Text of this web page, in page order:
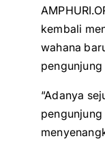
kembali
wahana
“Adanya